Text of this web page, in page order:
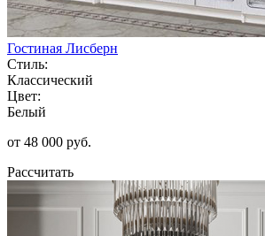
Гостиная Лисберн
Стиль:
Классический
Цвет:
Белый
от 48 000 руб.
Рассчитать